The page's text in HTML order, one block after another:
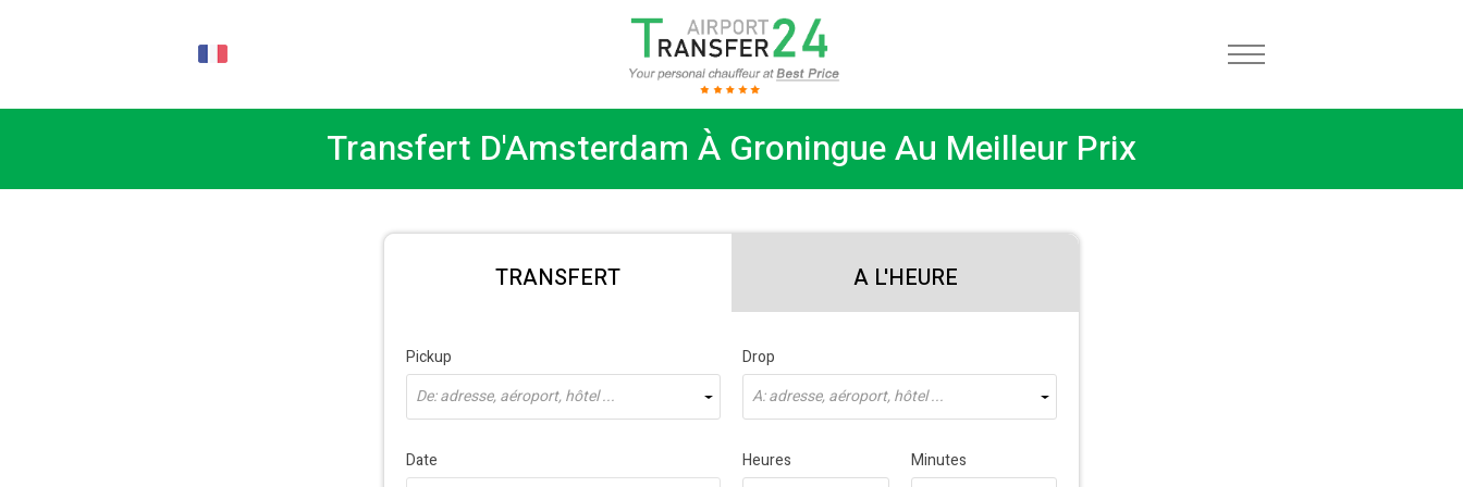
Transfert D'Amsterdam À Groningue Au Meilleur Prix
TRANSFERT A L'HEURE
Pickup
De: adresse, aéroport, hôtel ...
Drop
À: adresse, aéroport, hôtel ...
Date Heures Minutes